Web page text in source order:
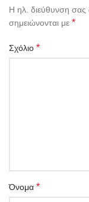
Η ηλ. διεύθυνση σας
σημειώνονται με *
Σχόλιο *
Όνομα *